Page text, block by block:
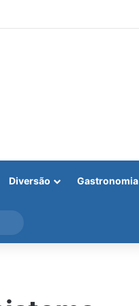
Diversão Gastronomia
por